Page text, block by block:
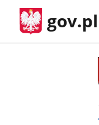
gov.pl